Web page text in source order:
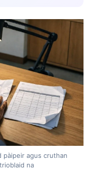
pàipeir agus cruthan
na